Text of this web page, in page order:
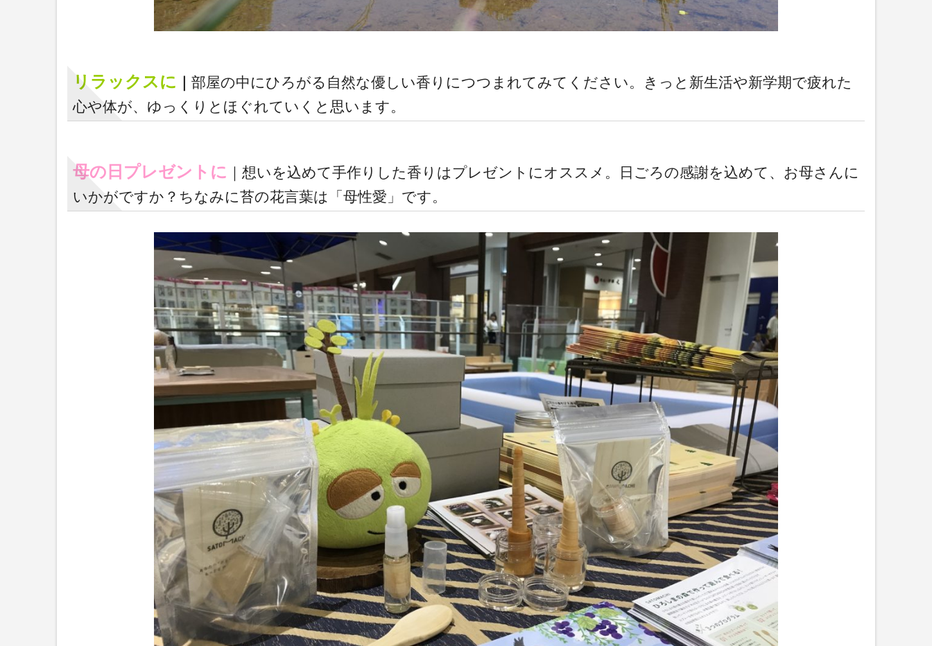
リラックスに ｜ 部屋の中にひろがる自然な優しい香りにつつまれてみてください。きっと新生活や新学期で疲れた
心や体が、ゆっくりとほぐれていくと思います。
母の日プレゼントに ｜想いを込めて手作りした香りはプレゼントにオススメ。日ごろの感謝を込めて、お母さんに
いかがですか？ちなみに苔の花言葉は「母性愛」です。